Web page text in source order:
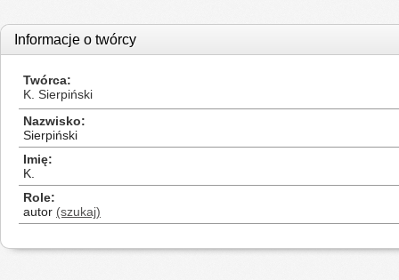
Informacje o twórcy
Twórca
K. Sierpiński
Nazwisko
Sierpiński
Imię
K.
Role
autor (szukaj)